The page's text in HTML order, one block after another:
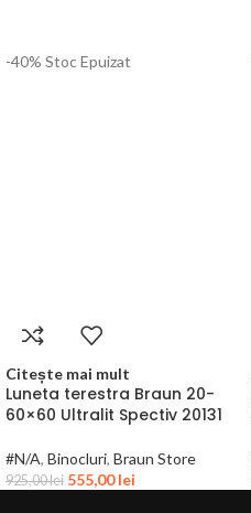
-40% Stoc Epuizat
Citește mai mult
Luneta terestra Braun 20-
60×60 Ultralit Spectiv 20131
#N/A, Binocluri, Braun Store
925,00lei 555,00lei